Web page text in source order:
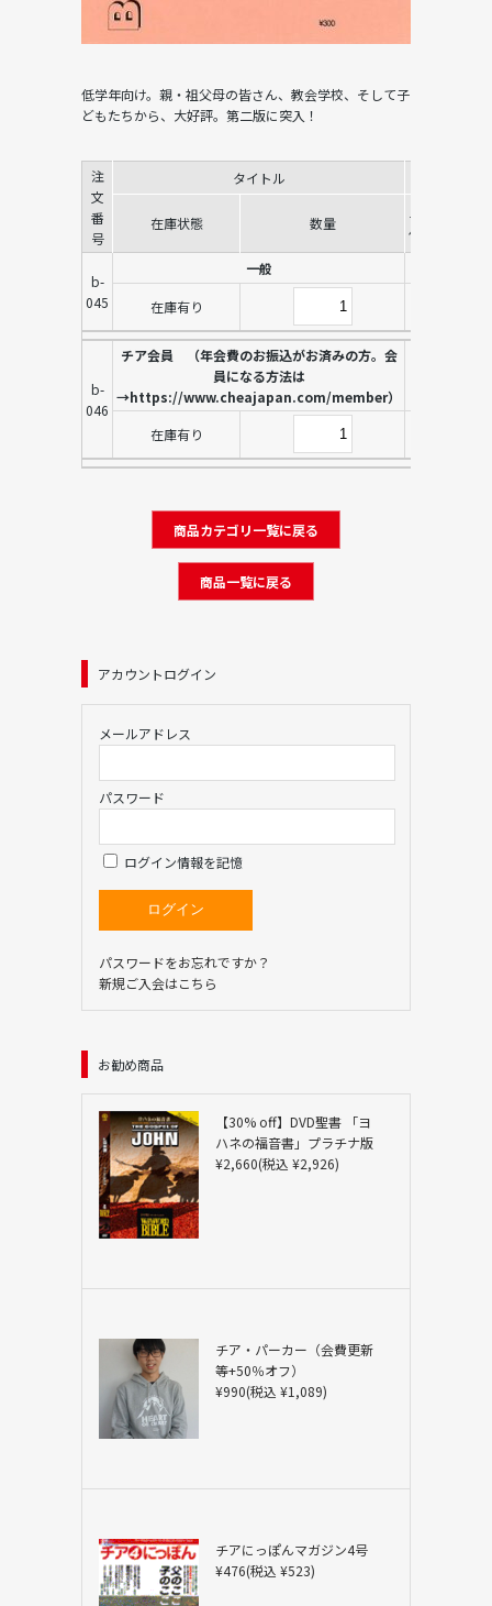
低学年向け。親・祖父母の皆さん、教会学校、そして子
どもたちから、大好評。第二版に突入！
注
文
番
号
タイトル
在庫状態 数量
単
位
b-
045
一般
在庫有り
b-
046
チア会員 （年会費のお振込がお済みの方。会
員になる方法は
→https://www.cheajapan.com/member）
在庫有り
商品カテゴリ一覧に戻る
商品一覧に戻る
アカウントログイン
メールアドレス
パスワード
ログイン情報を記憶
パスワードをお忘れですか？
新規ご入会はこちら
お勧め商品
【30% off】DVD聖書 「ヨ
ハネの福音書」プラチナ版
¥2,660(税込 ¥2,926)
チア・パーカー（会費更新
等+50％オフ）
¥990(税込 ¥1,089)
チアにっぽんマガジン4号
¥476(税込 ¥523)